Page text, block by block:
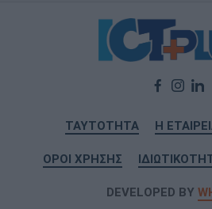
ΤΑΥΤΟΤΗΤΑ Η
ΟΡΟΙ ΧΡΗΣΗΣ
DEVELOPED BY